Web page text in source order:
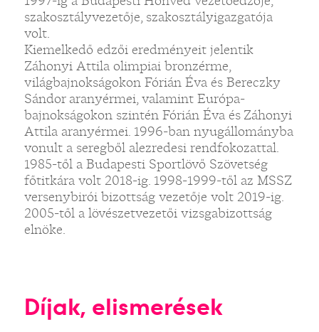
szakosztályvezetője, szakosztályigazgatója
volt.
Kiemelkedő edzői eredményeit jelentik
Záhonyi Attila olimpiai bronzérme,
világbajnokságokon Fórián Éva és Bereczky
Sándor aranyérmei, valamint Európa-
bajnokságokon szintén Fórián Éva és Záhonyi
Attila aranyérmei. 1996-ban nyugállományba
vonult a seregből alezredesi rendfokozattal.
1985-től a Budapesti Sportlövő Szövetség
főtitkára volt 2018-ig. 1998-1999-től az MSSZ
versenybirói bizottság vezetője volt 2019-ig.
2005-től a lövészetvezetői vizsgabizottság
elnöke.
Díjak, elismerések